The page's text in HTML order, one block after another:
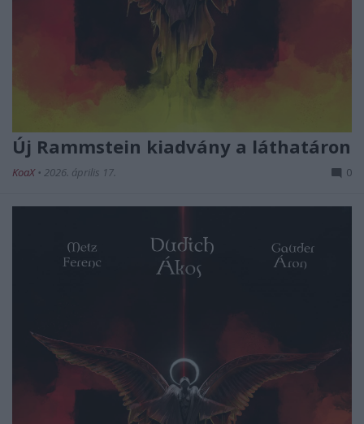
Új Rammstein kiadvány a láthatáron
KoaX • 2026. április 17. 0